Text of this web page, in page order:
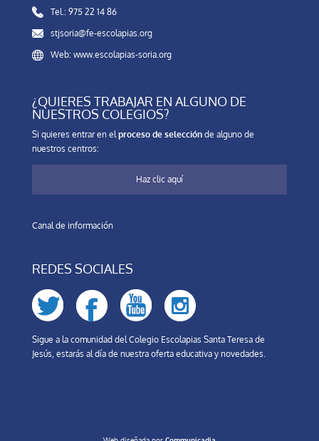
Tel.: 975 22 14 86
stjsoria@fe-escolapias.org
Web: www.escolapias-soria.org
¿QUIERES TRABAJAR EN ALGUNO DE
NUESTROS COLEGIOS?
Si quieres entrar en elproceso de selecciónde alguno de
nuestros centros:
Haz clic aquí
Canal de información
REDES SOCIALES
Sigue a la comunidad del Colegio Escolapias Santa Teresa de
Jesús, estarás al día de nuestra oferta educativa y novedades.